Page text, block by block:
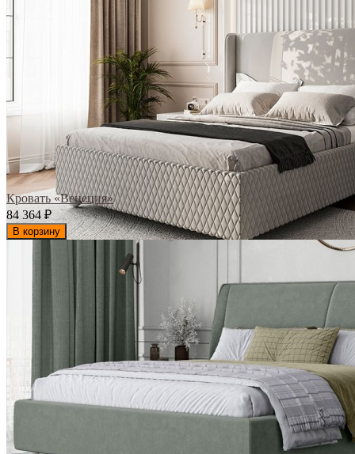
Кровать «Венеция»
84 364₽
В корзину